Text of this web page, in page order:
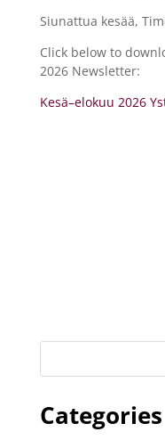
Siunattua kesää,
Click below to
2026 Newsletter:
Kesä–elokuu 2026
Categories